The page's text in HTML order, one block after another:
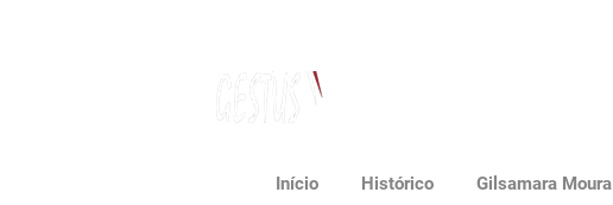
Início Histórico Gilsamara Moura